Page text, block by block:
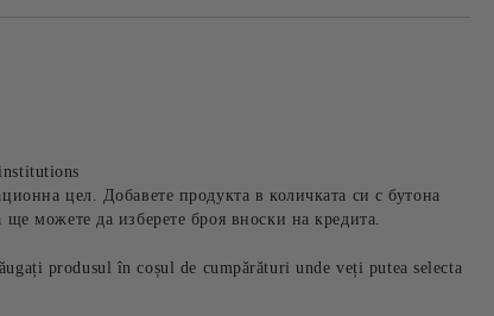
цел. Добавете продукта в количката си с бутона
можете да изберете броя вноски на кредита.
produsul în coșul de cumpărături unde veți putea selecta